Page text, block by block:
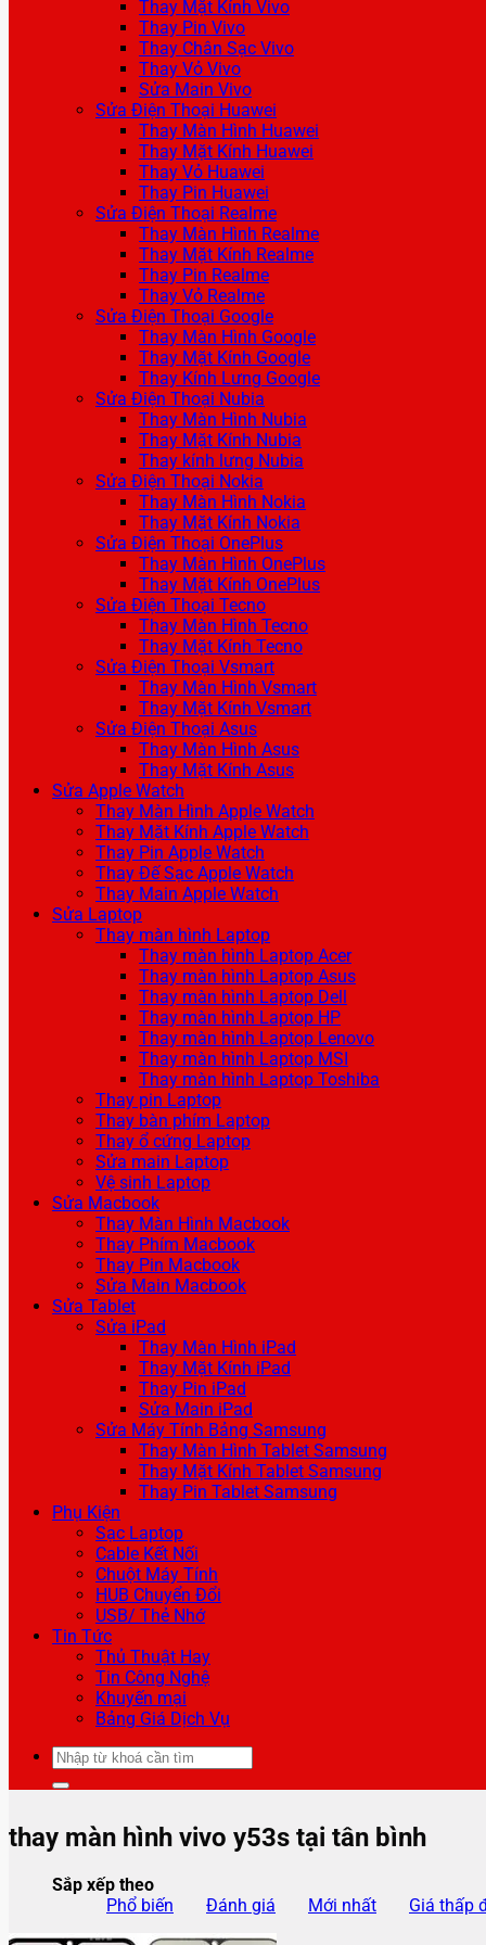
Thay Mặt Kính Vivo
Thay Pin Vivo
Thay Chân Sạc Vivo
Thay Vỏ Vivo
Sửa Main Vivo
Sửa Điện Thoại Huawei
Thay Màn Hình Huawei
Thay Mặt Kính Huawei
Thay Vỏ Huawei
Thay Pin Huawei
Sửa Điện Thoại Realme
Thay Màn Hình Realme
Thay Mặt Kính Realme
Thay Pin Realme
Thay Vỏ Realme
Sửa Điện Thoại Google
Thay Màn Hình Google
Thay Mặt Kính Google
Thay Kính Lưng Google
Sửa Điện Thoại Nubia
Thay Màn Hình Nubia
Thay Mặt Kính Nubia
Thay kính lưng Nubia
Sửa Điện Thoại Nokia
Thay Màn Hình Nokia
Thay Mặt Kính Nokia
Sửa Điện Thoại OnePlus
Thay Màn Hình OnePlus
Thay Mặt Kính OnePlus
Sửa Điện Thoại Tecno
Thay Màn Hình Tecno
Thay Mặt Kính Tecno
Sửa Điện Thoại Vsmart
Thay Màn Hình Vsmart
Thay Mặt Kính Vsmart
Sửa Điện Thoại Asus
Thay Màn Hình Asus
Thay Mặt Kính Asus
Sửa Apple Watch
Thay Màn Hình Apple Watch
Thay Mặt Kính Apple Watch
Thay Pin Apple Watch
Thay Đế Sạc Apple Watch
Thay Main Apple Watch
Sửa Laptop
Thay màn hình Laptop
Thay màn hình Laptop Acer
Thay màn hình Laptop Asus
Thay màn hình Laptop Dell
Thay màn hình Laptop HP
Thay màn hình Laptop Lenovo
Thay màn hình Laptop MSI
Thay màn hình Laptop Toshiba
Thay pin Laptop
Thay bàn phím Laptop
Thay ổ cứng Laptop
Sửa main Laptop
Vệ sinh Laptop
Sửa Macbook
Thay Màn Hình Macbook
Thay Phím Macbook
Thay Pin Macbook
Sửa Main Macbook
Sửa Tablet
Sửa iPad
Thay Màn Hình iPad
Thay Mặt Kính iPad
Thay Pin iPad
Sửa Main iPad
Sửa Máy Tính Bảng Samsung
Thay Màn Hình Tablet Samsung
Thay Mặt Kính Tablet Samsung
Thay Pin Tablet Samsung
Phụ Kiện
Sạc Laptop
Cable Kết Nối
Chuột Máy Tính
HUB Chuyển Đổi
USB/ Thẻ Nhớ
Tin Tức
Thủ Thuật Hay
Tin Công Nghệ
Khuyến mại
Bảng Giá Dịch Vụ
Tìm
kiếm:
thay màn hình vivo y53s tại tân bình
Sắp xếp theo
Phổ biến
Đánh giá Mới nhất Giá thấp